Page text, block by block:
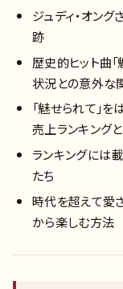
ジュディ・オン
跡
歴史的ヒット曲
状況との意外な
「魅せられて」
売上ランキング
ランキングには
たち
時代を超えて愛
から楽しむ方法